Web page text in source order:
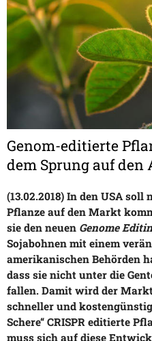
Genom-editierte
dem Sprung auf den
(13.02.2018) In den USA
Pflanze auf den Markt
sie den neuen Genome
Sojabohnen mit einem
amerikanischen Behörden
dass sie nicht unter die
fallen. Damit wird der
schneller und
Schere“ CRISPR editierte
muss sich auf diese